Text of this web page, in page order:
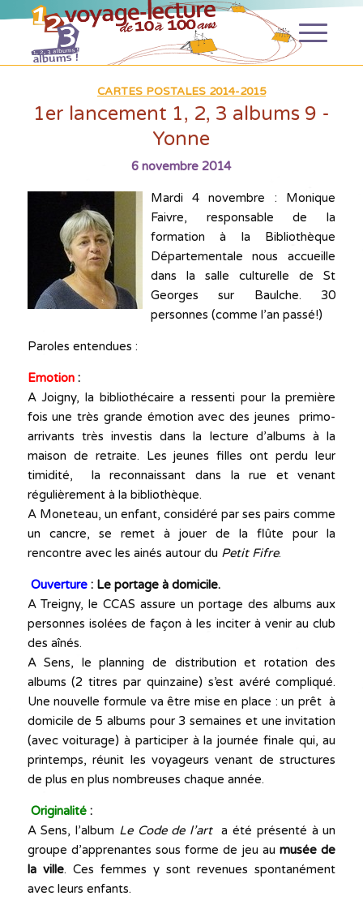
CARTES POSTALES 2014-2015
1er lancement 1, 2, 3 albums 9 ­­-
Yonne
6 novembre 2014
Mardi 4 novembre : Monique
Faivre, responsable de la
formation à la Bibliothèque
Départementale nous accueille
dans la salle culturelle de St
Georges sur Baulche. 30
personnes (comme l’an passé!)
Paroles entendues :
Emotion:
A Joigny, la bibliothécaire a ressenti pour la première
fois une très grande émotion avec des jeunes primo-
arrivants très investis dans la lecture d’albums à la
maison de retraite. Les jeunes filles ont perdu leur
timidité, la reconnaissant dans la rue et venant
régulièrement à la bibliothèque.
A Moneteau, un enfant, considéré par ses pairs comme
un cancre, se remet à jouer de la flûte pour la
rencontre avec les ainés autour du Petit Fifre.
Ouverture: Le portage à domicile.
A Treigny, le CCAS assure un portage des albums aux
personnes isolées de façon à les inciter à venir au club
des aînés.
A Sens, le planning de distribution et rotation des
albums (2 titres par quinzaine) s’est avéré compliqué.
Une nouvelle formule va être mise en place : un prêt à
domicile de 5 albums pour 3 semaines et une invitation
(avec voiturage) à participer à la journée finale qui, au
printemps, réunit les voyageurs venant de structures
de plus en plus nombreuses chaque année.
Originalité:
A Sens, l’album Le Code de l’art a été présenté à un
groupe d’apprenantes sous forme de jeu aumusée de
la ville. Ces femmes y sont revenues spontanément
avec leurs enfants.